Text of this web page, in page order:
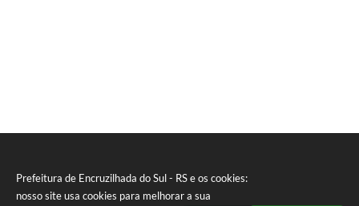
Prefeitura de Encruzilhada do Sul - RS e os cookies:
nosso site usa cookies para melhorar a sua